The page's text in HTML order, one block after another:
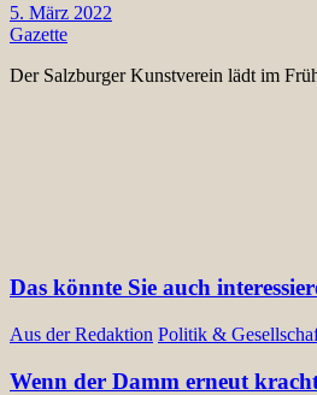
5. März 2022
Gazette
Der Salzburger Kunstverein lädt im
Das könnte Sie auch
Aus der Redaktion Politik &
Wenn der Damm erneut